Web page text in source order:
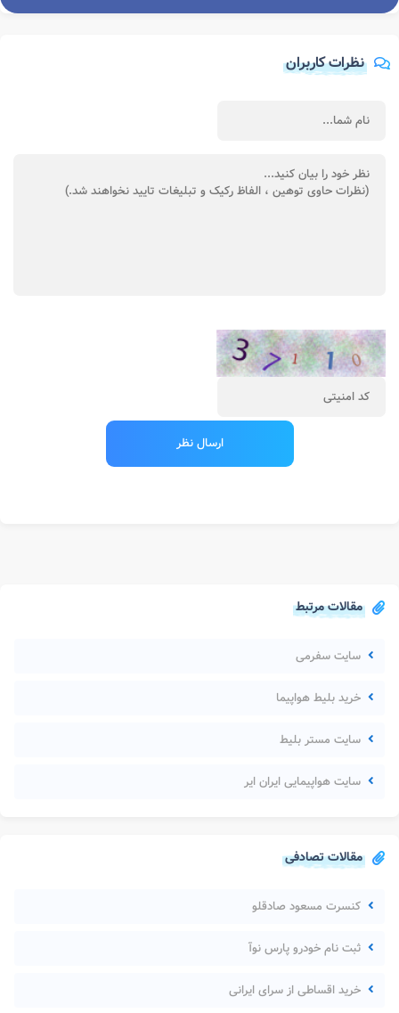
مقالات مرتبط
سایت سفرمی
خرید بلیط هواپیما
سایت مستر بلیط
سایت هواپیمایی ایران ایر
مقالات تصادفی
کنسرت مسعود صادقلو
ثبت نام خودرو پارس نوآ
خرید اقساطی از سرای ایرانی
نظرات کاربران